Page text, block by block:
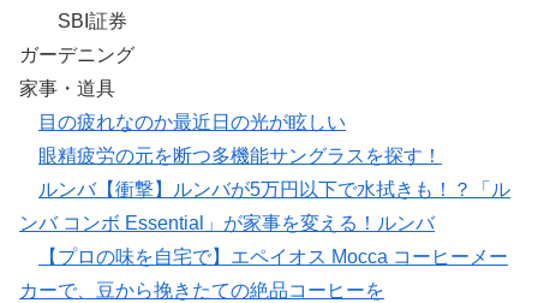
SBI証券
ガーデニング
家事・道具
目の疲れなのか最近日の光が眩しい
眼精疲労の元を断つ多機能サングラスを探す！
ルンバ【衝撃】ルンバが5万円以下で水拭きも！？「ル
ンバ コンボ Essential」が家事を変える！ルンバ
【プロの味を自宅で】エペイオス Mocca コーヒーメー
カーで、豆から挽きたての絶品コーヒーを